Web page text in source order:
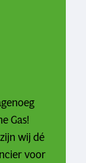
Gas!
wij dé
voor